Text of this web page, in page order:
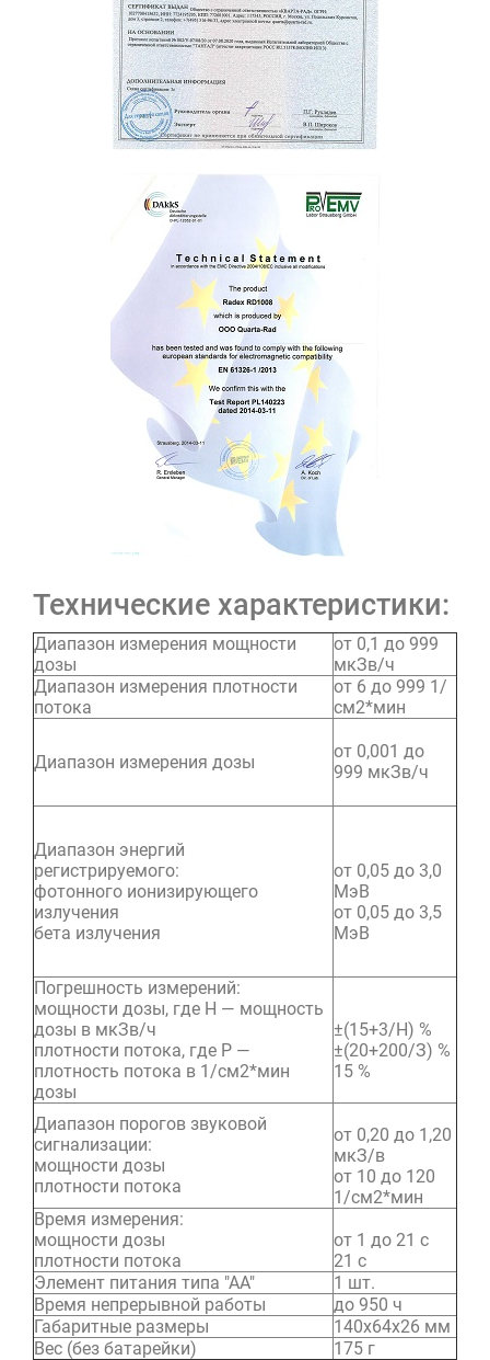
Технические характеристики:
Диапазон измерения мощности
дозы
от 0,1 до 999
мкЗв/ч
Диапазон измерения плотности
потока
от 6 до 999 1/
см2*мин
Диапазон измерения дозы
от 0,001 до
999 мкЗв/ч
Диапазон энергий
регистрируемого:
фотонного ионизирующего
излучения
бета излучения
от 0,05 до 3,0
МэВ
от 0,05 до 3,5
МэВ
Погрешность измерений:
мощности дозы, где Н — мощность
дозы в мкЗв/ч
плотности потока, где Р —
плотность потока в 1/см2*мин
дозы
±(15+3/Н) %
±(20+200/З) %
15 %
Диапазон порогов звуковой
сигнализации:
мощности дозы
плотности потока
от 0,20 до 1,20
мкЗ/в
от 10 до 120
1/см2*мин
Время измерения:
мощности дозы
плотности потока
от 1 до 21 с
21 с
Элемент питания типа "АА"
1 шт.
Время непрерывной работы
до 950 ч
Габаритные размеры
140x64x26 мм
Вес (без батарейки)
175 г